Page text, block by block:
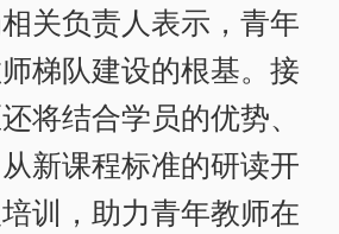
关负责人表示，青年
梯队建设的根基。接
将结合学员的优势、
新课程标准的研读开
训，助力青年教师在